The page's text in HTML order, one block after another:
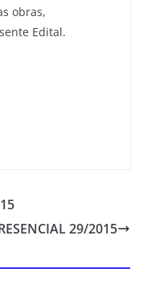
obras,
Edital.
29/2015